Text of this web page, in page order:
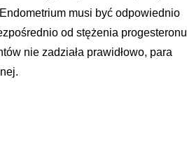
musi być odpowiednio
od stężenia progesteronu
nie zadziała prawidłowo, para